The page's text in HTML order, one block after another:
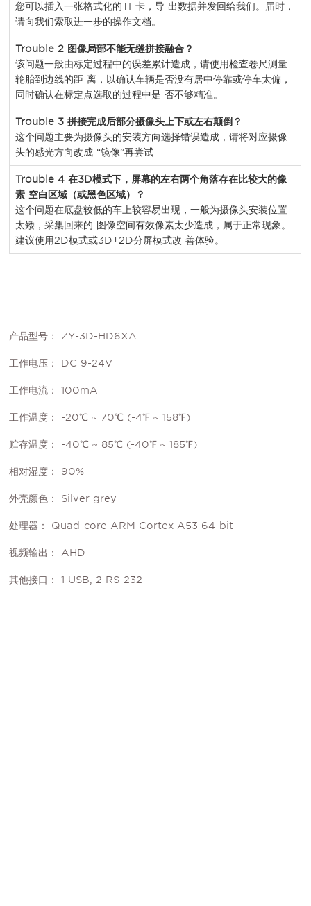
您可以插入一张格式化的TF卡，导 出数据并发回给我们。届时，
请向我们索取进一步的操作文档。
Trouble 2 图像局部不能无缝拼接融合？
该问题一般由标定过程中的误差累计造成，请使用检查卷尺测量
轮胎到边线的距 离，以确认车辆是否没有居中停靠或停车太偏，
同时确认在标定点选取的过程中是 否不够精准。
Trouble 3拼接完成后部分摄像头上下或左右颠倒？
这个问题主要为摄像头的安装方向选择错误造成，请将对应摄像
头的感光方向改成 “镜像”再尝试
Trouble 4在3D模式下，屏幕的左右两个角落存在比较大的像
素 空白区域（或黑色区域）？
这个问题在底盘较低的车上较容易出现，一般为摄像头安装位置
太矮，采集回来的 图像空间有效像素太少造成，属于正常现象。
建议使用2D模式或3D+2D分屏模式改 善体验。
产品型号： ZY-3D-HD6XA
工作电压： DC 9-24V
工作电流： 100mA
工作温度： -20℃ ~ 70℃ (-4℉ ~ 158℉)
贮存温度： -40℃ ~ 85℃ (-40℉ ~ 185℉)
相对湿度： 90%
外壳颜色： Silver grey
处理器： Quad-core ARM Cortex-A53 64-bit
视频输出： AHD
其他接口： 1 USB; 2 RS-232